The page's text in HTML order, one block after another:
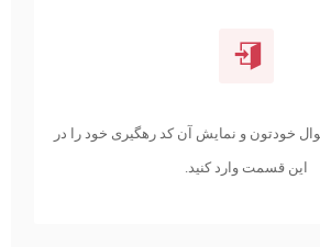
خودتون و نمایش آن کد رهگیری خود را در
این قسمت وارد کنید.